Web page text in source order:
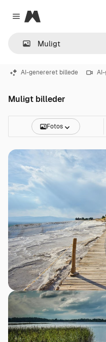
Close menu
Magnific
AI-genereret billede
Muligt billeder
Fotos